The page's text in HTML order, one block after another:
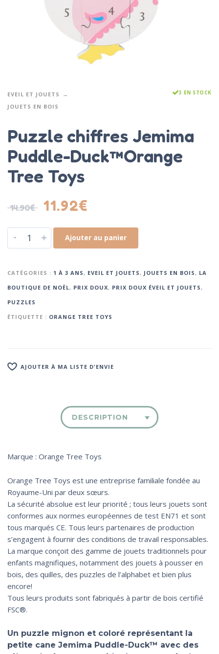
EVEIL ET JOUETS
JOUETS EN BOIS
3 EN STOCK
Puzzle chiffres Jemima
Puddle-Duck™Orange
Tree Toys
14.90€ 11.92€
- + Ajouter au panier
CATÉGORIES : 1 À 3 ANS , EVEIL ET JOUETS , JOUETS EN BOIS , LA
BOUTIQUE DE NOËL, PRIX DOUX, PRIX DOUX ÉVEIL ET JOUETS ,
PUZZLES
ÉTIQUETTE : ORANGE TREE TOYS
AJOUTER À MA LISTE D'ENVIE
DESCRIPTION
Marque : Orange Tree Toys
Orange Tree Toys est une entreprise familiale fondée au
Royaume-Uni par deux sœurs.
La sécurité absolue est leur priorité ; tous leurs jouets sont
conformes aux normes européennes de test EN71 et sont
tous marqués CE. Tous leurs partenaires de production
s’engagent à fournir des conditions de travail responsables.
La marque conçoit des gamme de jouets traditionnels pour
enfants magnifiques, notamment des jouets à pousser en
bois, des quilles, des puzzles de l’alphabet et bien plus
encore!
Tous leurs produits sont fabriqués à partir de bois certifié
FSC®.
Un puzzle mignon et coloré représentant la
petite cane Jemima Puddle-Duck™ avec des